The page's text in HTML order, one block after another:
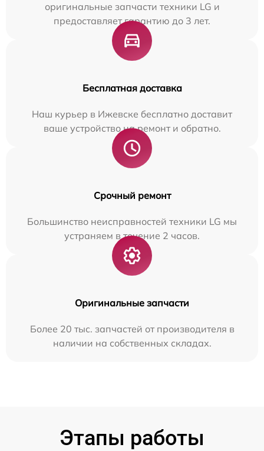
оригинальные запчасти техники LG и
предоставляет гарантию до 3 лет.
Бесплатная доставка
Наш курьер в Ижевске бесплатно доставит
ваше устройство на ремонт и обратно.
Срочный ремонт
Большинство неисправностей техники LG мы
устраняем в течение 2 часов.
Оригинальные запчасти
Более 20 тыс. запчастей от производителя в
наличии на собственных складах.
Этапы работы